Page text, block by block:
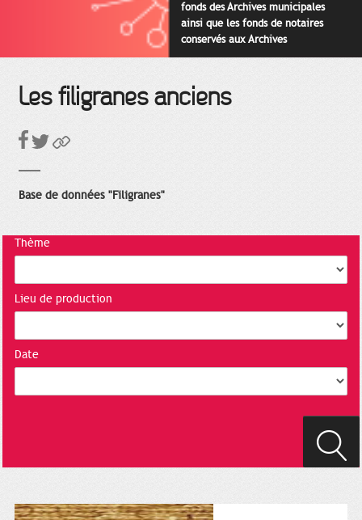
fonds des Archives municipales
ainsi que les fonds de notaires
conservés aux Archives
départementales pour cette
Les filigranes anciens
Base de données "Filigranes"
Thème
Lieu de production
Date